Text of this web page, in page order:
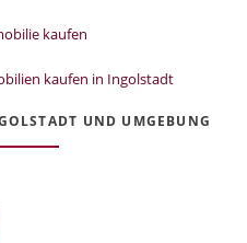
kaufen
kaufen in Ingolstadt
UND UMGEBUNG